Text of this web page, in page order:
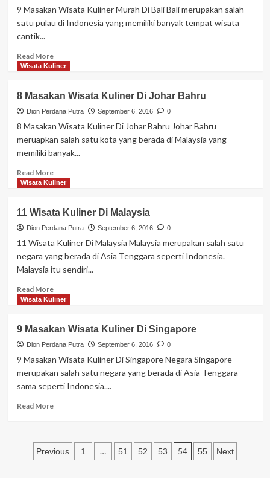
Murah
9 Masakan Wisata Kuliner Murah Di Bali Bali merupakan salah
satu pulau di Indonesia yang memiliki banyak tempat wisata
cantik...
Read MoreRead
more
Masakan
Wisata
Kuliner
Murah
Bali
Wisata Kuliner
8 Masakan Wisata Kuliner Di Johar Bahru
Dion Perdana Putra September 6, 2016 0
8 Masakan Wisata Kuliner Di Johar Bahru Johar Bahru
meruapkan salah satu kota yang berada di Malaysia yang
memiliki banyak...
Read MoreRead
more
Masakan
Wisata
Kuliner
Johar
Bahru
Wisata Kuliner
11 Wisata Kuliner Di Malaysia
Dion Perdana Putra September 6, 2016 0
11 Wisata Kuliner Di Malaysia Malaysia merupakan salah satu
negara yang berada di Asia Tenggara seperti Indonesia.
Malaysia itu sendiri...
Read MoreRead
more
Wisata
Kuliner
Di
Malaysia
Wisata Kuliner
9 Masakan Wisata Kuliner Di Singapore
Dion Perdana Putra September 6, 2016 0
9 Masakan Wisata Kuliner Di Singapore Negara Singapore
merupakan salah satu negara yang berada di Asia Tenggara
sama seperti Indonesia....
Read MoreRead
Masakan
Wisata
Posts
Previous 1 … 51 52 53 54 55 Next